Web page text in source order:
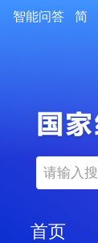
智能问答 简
首页